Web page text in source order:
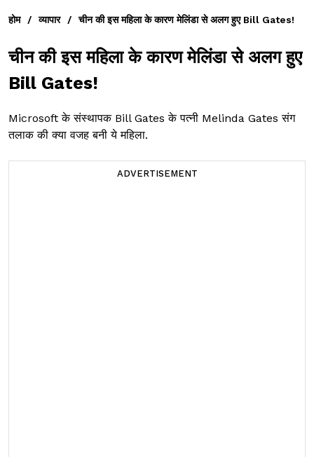
होम / व्यापार / चीन की इस महिला के कारण मेलिंडा से अलग हुए Bill Gates!
चीन की इस महिला के कारण मेलिंडा से अलग हुए
Bill Gates!
Microsoft के संस्थापक Bill Gates के पत्नी Melinda Gates संग
तलाक की क्या वजह बनी ये महिला.
ADVERTISEMENT